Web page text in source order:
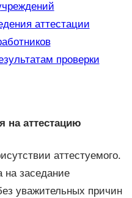
аттестации
проверки
на аттестацию
аттестуемого.
на заседание
уважительных причин